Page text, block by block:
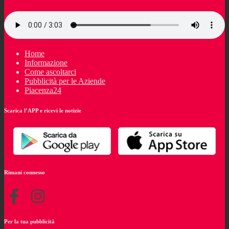
Home
Informazione
Come ascoltarci
Pubblicità per le Aziende
Piacenza24
Scarica l’APP e ricevi le notizie
Rimani connesso
Per la tua pubblicità